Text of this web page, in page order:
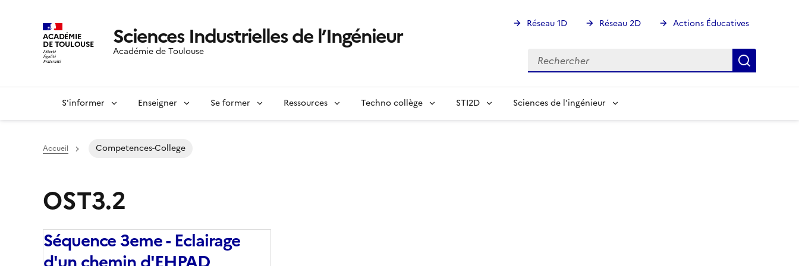
ACADÉMIE
DE TOULOUSE Sciences Industrielles de l’Ingénieur
Académie de Toulouse
Réseau 1D Réseau 2D Actions Éducatives
Rechercher
Rechercher
S'informer Enseigner Se former Ressources Techno collège STI2D Sciences de l'ingénieur
Accueil Competences-College
OST3.2
Séquence 3eme - Eclairage